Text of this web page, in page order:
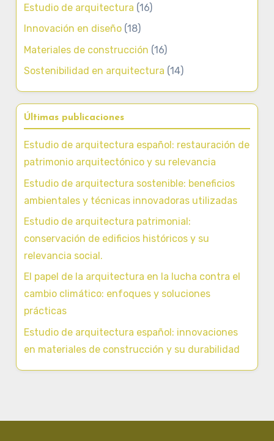
Estudio de arquitectura (16)
Innovación en diseño (18)
Materiales de construcción (16)
Sostenibilidad en arquitectura (14)
Últimas publicaciones
Estudio de arquitectura español: restauración de
patrimonio arquitectónico y su relevancia
Estudio de arquitectura sostenible: beneficios
ambientales y técnicas innovadoras utilizadas
Estudio de arquitectura patrimonial:
conservación de edificios históricos y su
relevancia social.
El papel de la arquitectura en la lucha contra el
cambio climático: enfoques y soluciones
prácticas
Estudio de arquitectura español: innovaciones
en materiales de construcción y su durabilidad